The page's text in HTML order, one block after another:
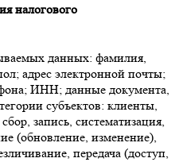
налогового
данных: фамилия,
адрес электронной почты;
ИНН; данные документа,
субъектов: клиенты,
сбор, запись, систематизация,
(обновление, изменение),
передача (доступ,